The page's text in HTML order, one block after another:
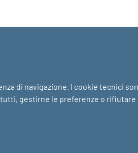
di navigazione. I cookie tecnici
gestirne le preferenze o